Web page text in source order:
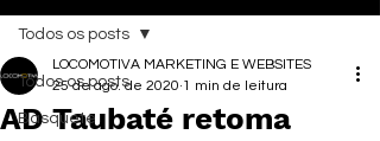
Todos os posts
Basquete
Todos os posts
AD Taubaté retoma
LOCOMOTIVA MARKETING E WEBSITES
25 de ago. de 2020 1 min de leitura